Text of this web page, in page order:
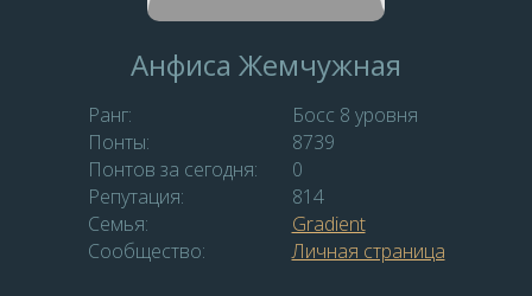
Анфиса Жемчужная
Ранг:
Босс 8 уровня
Понты:
8739
Понтов за сегодня:
0
Репутация:
814
Семья:
Gradient
Сообщество:
Личная страница